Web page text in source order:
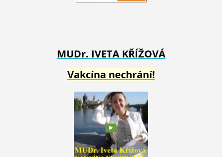
MUDr. IVETA KŘÍŽOVÁ
Vakcína nechrání!